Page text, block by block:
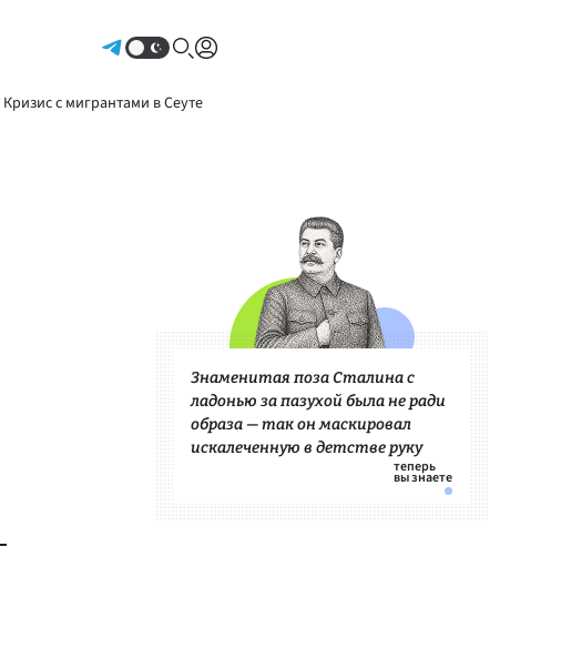
Кризис с мигрантами в Сеуте
Знаменитая поза Сталина с
ладонью за пазухой была не ради
образа — так он маскировал
искалеченную в детстве руку